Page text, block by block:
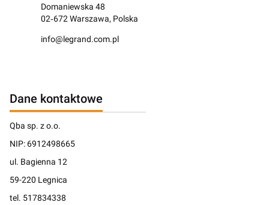
Domaniewska 48
02‑672 Warszawa, Polska
info@legrand.com.pl
Dane kontaktowe
Qba sp. z o.o.
NIP: 6912498665
ul. Bagienna 12
59-220 Legnica
tel. 517834338